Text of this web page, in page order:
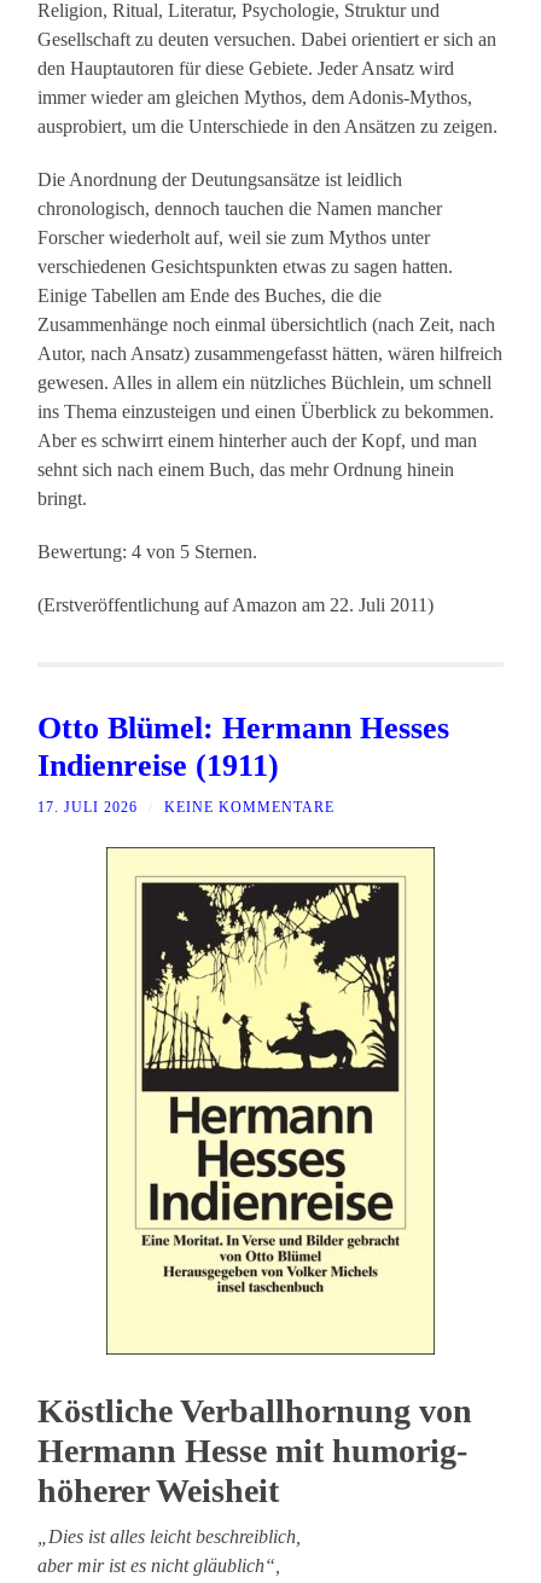
Religion, Ritual, Literatur, Psychologie, Struktur und
Gesellschaft zu deuten versuchen. Dabei orientiert er sich an
den Hauptautoren für diese Gebiete. Jeder Ansatz wird
immer wieder am gleichen Mythos, dem Adonis-Mythos,
ausprobiert, um die Unterschiede in den Ansätzen zu zeigen.
Die Anordnung der Deutungsansätze ist leidlich
chronologisch, dennoch tauchen die Namen mancher
Forscher wiederholt auf, weil sie zum Mythos unter
verschiedenen Gesichtspunkten etwas zu sagen hatten.
Einige Tabellen am Ende des Buches, die die
Zusammenhänge noch einmal übersichtlich (nach Zeit, nach
Autor, nach Ansatz) zusammengefasst hätten, wären hilfreich
gewesen. Alles in allem ein nützliches Büchlein, um schnell
ins Thema einzusteigen und einen Überblick zu bekommen.
Aber es schwirrt einem hinterher auch der Kopf, und man
sehnt sich nach einem Buch, das mehr Ordnung hinein
bringt.
Bewertung: 4 von 5 Sternen.
(Erstveröffentlichung auf Amazon am 22. Juli 2011)
Otto Blümel: Hermann Hesses
Indienreise (1911)
17. JULI 2026 KEINE KOMMENTARE
Köstliche Verballhornung von
Hermann Hesse mit humorig-
höherer Weisheit
„Dies ist alles leicht beschreiblich,
aber mir ist es nicht gläublich“,